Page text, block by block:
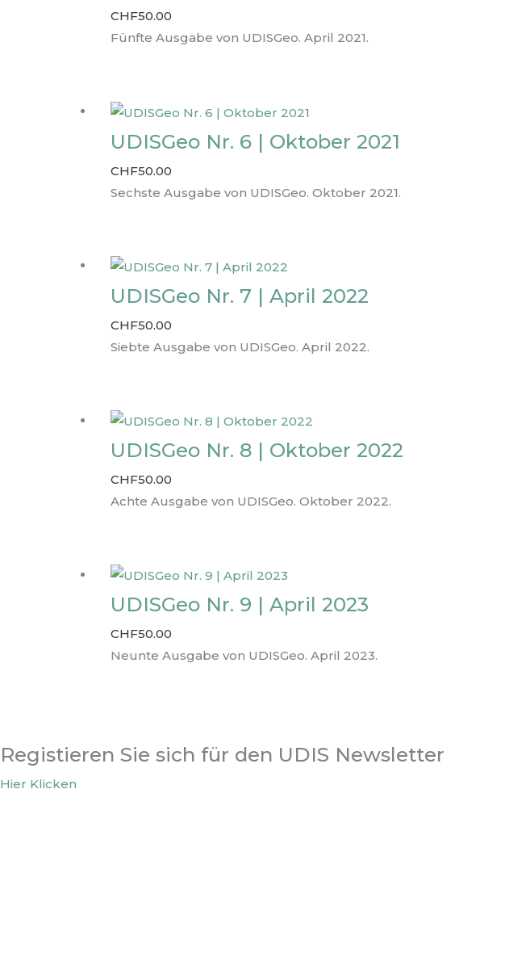
CHF50.00
Fünfte Ausgabe von UDISGeo. April 2021.
UDISGeo Nr. 6 | Oktober 2021
CHF50.00
Sechste Ausgabe von UDISGeo. Oktober 2021.
UDISGeo Nr. 7 | April 2022
CHF50.00
Siebte Ausgabe von UDISGeo. April 2022.
UDISGeo Nr. 8 | Oktober 2022
CHF50.00
Achte Ausgabe von UDISGeo. Oktober 2022.
UDISGeo Nr. 9 | April 2023
CHF50.00
Neunte Ausgabe von UDISGeo. April 2023.
Registieren Sie sich für den UDIS Newsletter
Hier Klicken